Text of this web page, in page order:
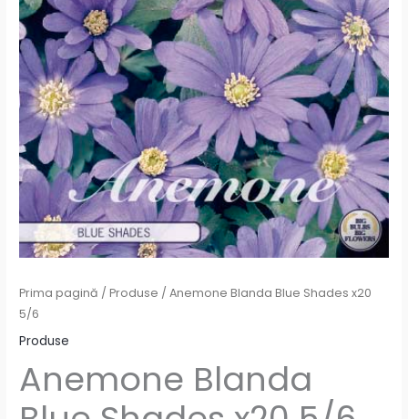
Prima pagină /Produse / Anemone Blanda Blue Shades x20
5/6
Produse
Anemone Blanda